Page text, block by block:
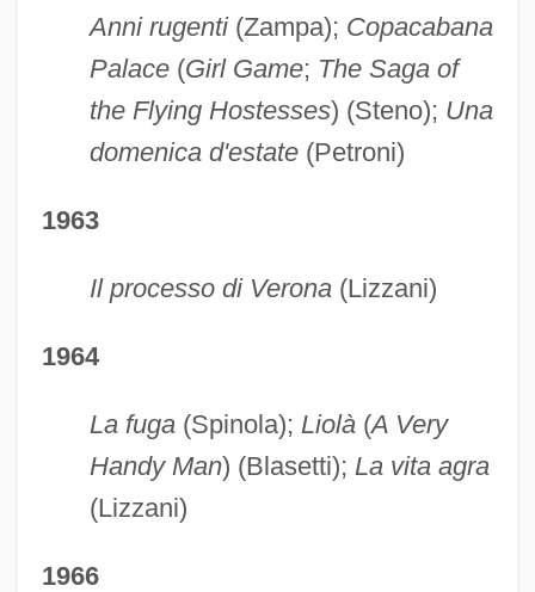
Anni rugenti(Zampa); Copacabana
Palace(Girl Game; The Saga of
the Flying Hostesses) (Steno); Una
domenica d'estate(Petroni)
1963
Il processo di Verona(Lizzani)
1964
La fuga(Spinola); Liolà(A Very
Handy Man) (Blasetti); La vita agra
(Lizzani)
1966